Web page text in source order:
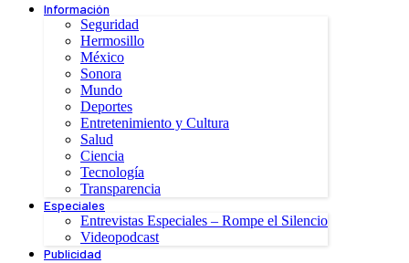
Información
Seguridad
Hermosillo
México
Sonora
Mundo
Deportes
Entretenimiento y Cultura
Salud
Ciencia
Tecnología
Transparencia
Especiales
Entrevistas Especiales – Rompe el Silencio
Videopodcast
Publicidad